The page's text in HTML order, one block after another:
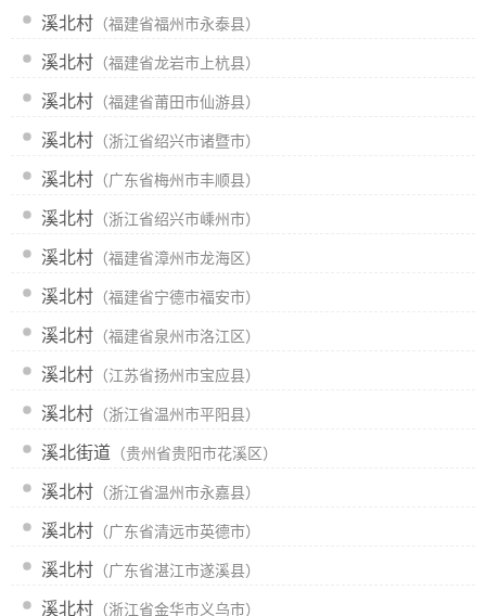
溪北村 （福建省福州市永泰县）
溪北村 （福建省龙岩市上杭县）
溪北村 （福建省莆田市仙游县）
溪北村 （浙江省绍兴市诸暨市）
溪北村 （广东省梅州市丰顺县）
溪北村 （浙江省绍兴市嵊州市）
溪北村 （福建省漳州市龙海区）
溪北村 （福建省宁德市福安市）
溪北村 （福建省泉州市洛江区）
溪北村 （江苏省扬州市宝应县）
溪北村 （浙江省温州市平阳县）
溪北街道 （贵州省贵阳市花溪区）
溪北村 （浙江省温州市永嘉县）
溪北村 （广东省清远市英德市）
溪北村 （广东省湛江市遂溪县）
溪北村 （浙江省金华市义乌市）